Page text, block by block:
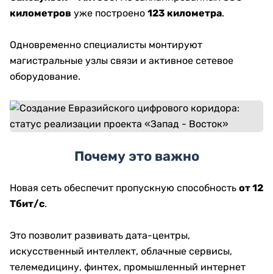
километров уже построено 123 километра.
Одновременно специалисты монтируют
магистральные узлы связи и активное сетевое
оборудование.
Почему это важно
Новая сеть обеспечит пропускную способность от 12
Тбит/с.
Это позволит развивать дата-центры,
искусственный интеллект, облачные сервисы,
телемедицину, финтех, промышленный интернет